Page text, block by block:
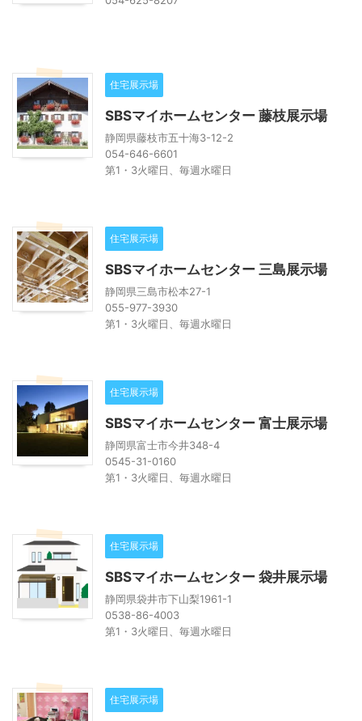
住宅展示場
SBSマイホームセンター 藤枝展示場
静岡県藤枝市五十海3-12-2
054-646-6601
第1・3火曜日、毎週水曜日
住宅展示場
SBSマイホームセンター 三島展示場
静岡県三島市松本27-1
055-977-3930
第1・3火曜日、毎週水曜日
住宅展示場
SBSマイホームセンター 富士展示場
静岡県富士市今井348-4
0545-31-0160
第1・3火曜日、毎週水曜日
住宅展示場
SBSマイホームセンター 袋井展示場
静岡県袋井市下山梨1961-1
0538-86-4003
第1・3火曜日、毎週水曜日
住宅展示場